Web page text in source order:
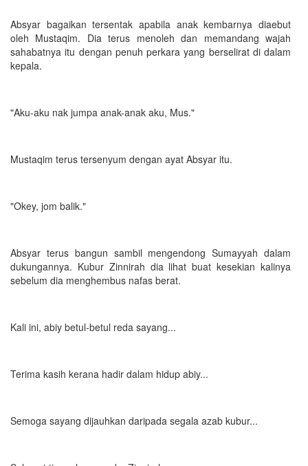
Absyar bagaikan tersentak apabila anak kembarnya diaebut
oleh Mustaqim. Dia terus menoleh dan memandang wajah
sahabatnya itu dengan penuh perkara yang berselirat di dalam
kepala.
"Aku-aku nak jumpa anak-anak aku, Mus."
Mustaqim terus tersenyum dengan ayat Absyar itu.
"Okey, jom balik."
Absyar terus bangun sambil mengendong Sumayyah dalam
dukungannya. Kubur Zinnirah dia lihat buat kesekian kalinya
sebelum dia menghembus nafas berat.
Kali ini, abiy betul-betul reda sayang...
Terima kasih kerana hadir dalam hidup abiy...
Semoga sayang dijauhkan daripada segala azab kubur...